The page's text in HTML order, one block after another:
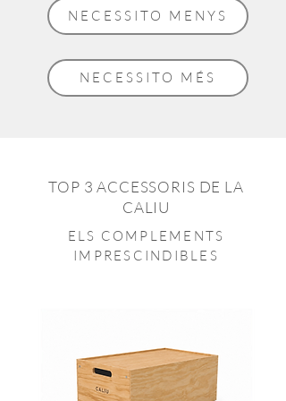
NECESSITO MENYS
NECESSITO MÉS
TOP 3 ACCESSORIS DE LA
CALIU
ELS COMPLEMENTS
IMPRESCINDIBLES